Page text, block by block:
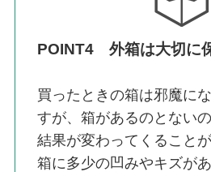
POINT4 外箱は大切に
買ったときの箱は邪魔に
すが、箱があるのとない
結果が変わってくることが
箱に多少の凹みやキズが